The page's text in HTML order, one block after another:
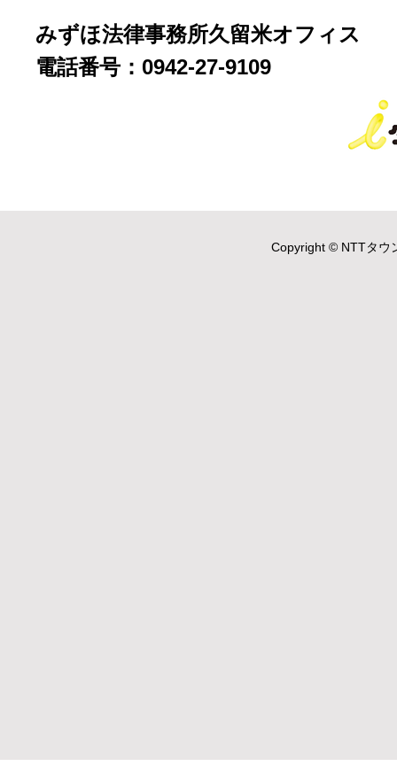
みずほ法律事務所久留米オフィス
電話番号：0942-27-9109
Copyright © NTTタウ